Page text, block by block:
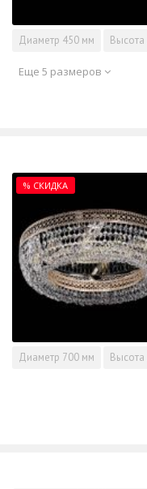
Диаметр 450 мм Высота
Еще 5 размеров
% СКИДКА
Диаметр 700 мм Высота